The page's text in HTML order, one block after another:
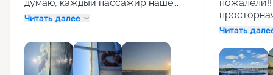
думаю, каждый пассажир нашё...
Читать далее
Читать